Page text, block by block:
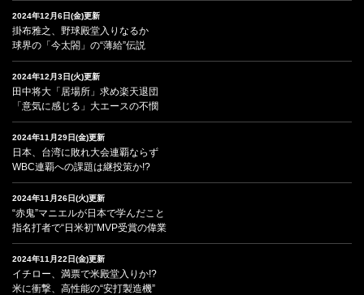
2024年12月6日(金)更新
掛布雅之、野球殿堂入りなるか
球界の「今太閤」の“薄給”伝説
2024年12月3日(火)更新
田中将大「居場所」求め楽天退団
「意気に感じる」大エースの不憫
2024年11月29日(金)更新
日本、台湾に敗れ大会連覇ならず
WBC連覇への課題は継投策か!?
2024年11月26日(火)更新
“赤鬼”マニエルが日本で学んだこと
指名打者で“日米初”MVP受賞の偉業
2024年11月22日(金)更新
イチロー、満票で米殿堂入りか!?
米に衝撃、高性能の“安打製造機”